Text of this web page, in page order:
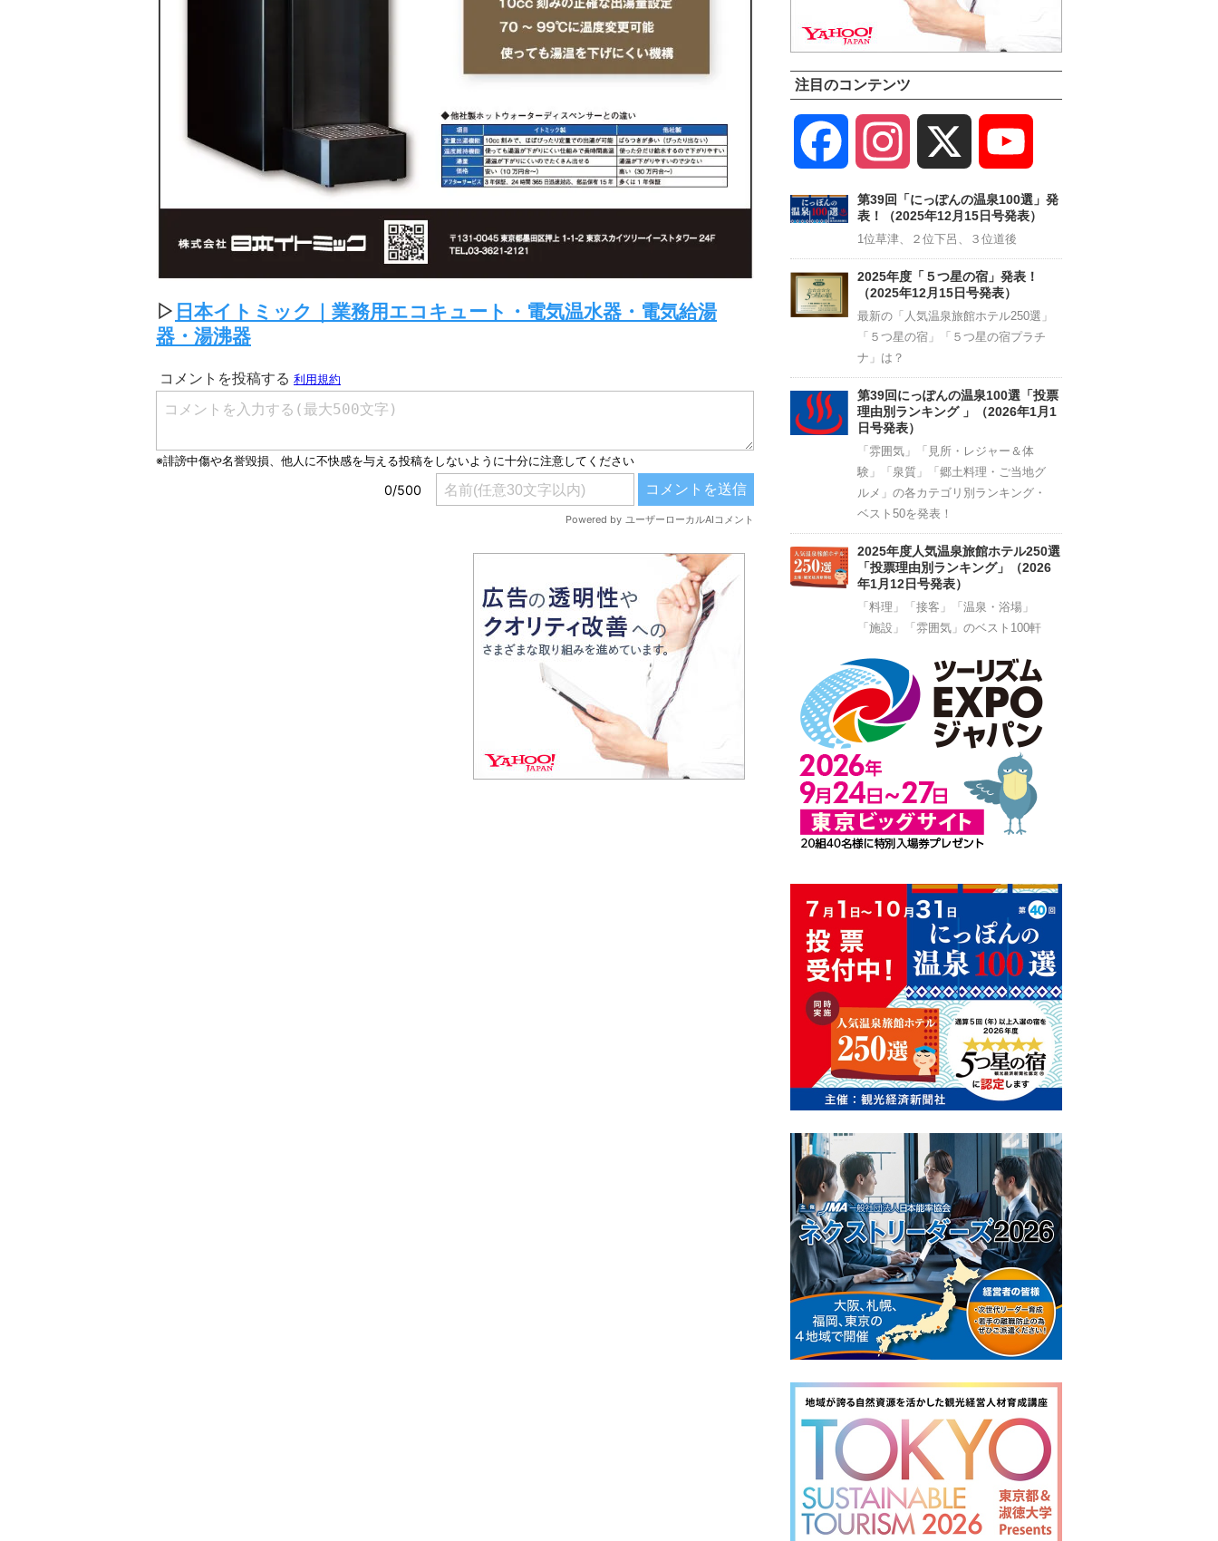
▷ 日本イトミック｜業務用エコキュート・電気温水器・電気給湯
器・湯沸器
注目のコンテンツ
Facebook Instagram
Channel
第39回「にっぽんの温泉100選」発
表！（2025年12月15日号発表）
1位草津、２位下呂、３位道後
2025年度「５つ星の宿」発表！
（2025年12月15日号発表）
最新の「人気温泉旅館ホテル250選」
「５つ星の宿」「５つ星の宿プラチ
ナ」は？
第39回にっぽんの温泉100選「投票
理由別ランキング 」（2026年1月1
日号発表）
「雰囲気」「見所・レジャー＆体
験」「泉質」「郷土料理・ご当地グ
ルメ」の各カテゴリ別ランキング・
ベスト50を発表！
2025年度人気温泉旅館ホテル250選
「投票理由別ランキング」（2026
年1月12日号発表）
「料理」「接客」「温泉・浴場」
「施設」「雰囲気」のベスト100軒